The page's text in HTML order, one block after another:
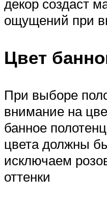
декор создаст
ощущений при
Цвет
При выборе
внимание на
банное
цвета должны
исключаем
оттенки